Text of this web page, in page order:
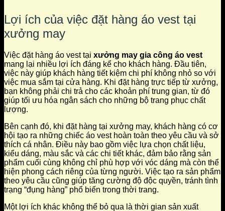
Lợi ích của việc đặt hàng áo vest tại
xưởng may
Việc đặt hàng áo vest tại xưởng may gia công áo vest
mang lại nhiều lợi ích đáng kể cho khách hàng. Đầu tiên,
việc này giúp khách hàng tiết kiệm chi phí không nhỏ so với
việc mua sắm tại cửa hàng. Khi đặt hàng trực tiếp từ xưởng,
bạn không phải chi trả cho các khoản phí trung gian, từ đó
giúp tối ưu hóa ngân sách cho những bộ trang phục chất
lượng.
Bên cạnh đó, khi đặt hàng tại xưởng may, khách hàng có cơ
hội tạo ra những chiếc áo vest hoàn toàn theo yêu cầu và sở
thích cá nhân. Điều này bao gồm việc lựa chọn chất liệu,
kiểu dáng, màu sắc và các chi tiết khác, đảm bảo rằng sản
phẩm cuối cùng không chỉ phù hợp với vóc dáng mà còn thể
hiện phong cách riêng của từng người. Việc tạo ra sản phẩm
theo yêu cầu cũng giúp tăng cường độ độc quyền, tránh tình
trạng “đụng hàng” phổ biến trong thời trang.
Một lợi ích khác không thể bỏ qua là thời gian sản xuất